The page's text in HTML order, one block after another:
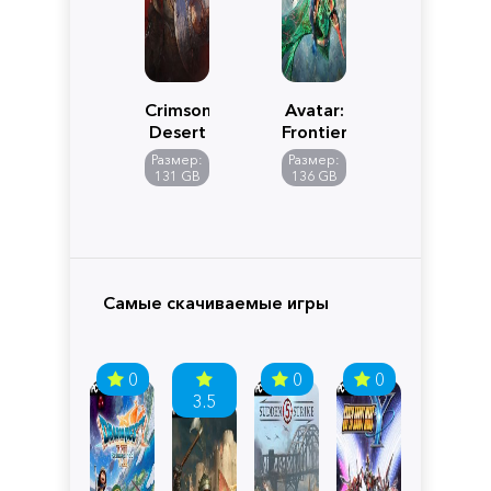
Crimson
Desert
Размер:
131 GB
Avatar:
Frontiers
of
Pandora
Размер:
136 GB
Самые скачиваемые игры
0
3.5
0 0